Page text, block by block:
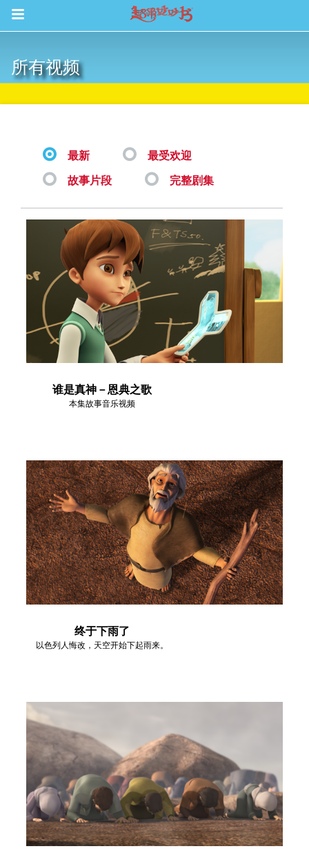
Return to Content
所有视频
最新
最受欢迎
故事片段
完整剧集
谁是真神－恩典之歌
本集故事音乐视频
终于下雨了
以色列人悔改，天空开始下起雨来。